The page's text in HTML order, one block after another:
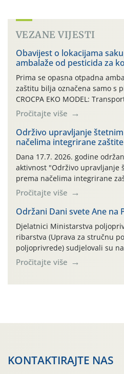
VEZANE VIJESTI
Obavijest o lokacijama
ambalaže od pesticida za
Prima se opasna otpadna
zaštitu bilja označena samo s
CROCPA EKO MODEL:
ambalaža drugih proizvoda
bilja (npr. ambalaža od
prihvaća. Korisnicima je
prazne ambalaže isključivo ovih
AGRONOM, ALBAUGH TKI*
Pročitajte više
Održivo upravljanje
načelima integrirane
Dana 17.7. 2026. godine
aktivnost "Održivo upravljanje
prema načelima integrirane
na pokusnom polju "Poredje",
parcela ID 2445031) (središnji
Pročitajte više
Održani Dani svete Ane na
Djelatnici Ministarstva
ribarstva (Uprava za stručnu
poljoprivrede) sudjelovali su
forumu, održanom 24.07.2026.
tradicije u Putnikovićima na
Pročitajte više
KONTAKTIRAJTE NAS